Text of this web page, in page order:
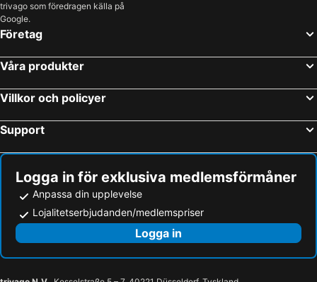
trivago som föredragen källa på
Google.
Företag
Våra produkter
Villkor och policyer
Support
Logga in för exklusiva medlemsförmåner
Anpassa din upplevelse
Lojalitetserbjudanden/medlemspriser
Logga in